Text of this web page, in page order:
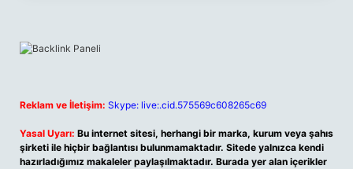
Reklam ve İletişim: Skype: live:.cid.575569c608265c69
Yasal Uyarı: Bu internet sitesi, herhangi bir marka, kurum veya şahıs
şirketi ile hiçbir bağlantısı bulunmamaktadır. Sitede yalnızca kendi
hazırladığımız makaleler paylaşılmaktadır. Burada yer alan içerikler